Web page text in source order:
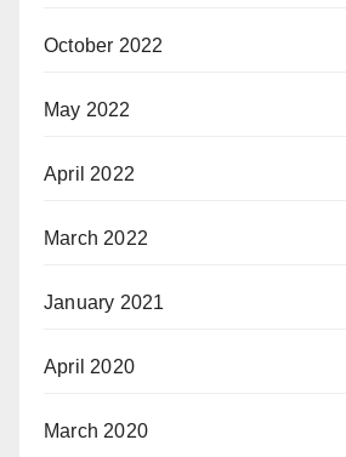
October 2022
May 2022
April 2022
March 2022
January 2021
April 2020
March 2020